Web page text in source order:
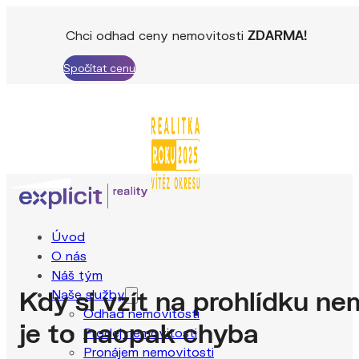
Chci odhad ceny nemovitosti ZDARMA!
Spočítat cenu
Úvod
O nás
Náš tým
Naše služby
Odhad nemovitosti
Prodej nemovitosti
Pronájem nemovitosti
Kdy si vzít na prohlídku
je to naopak chyba